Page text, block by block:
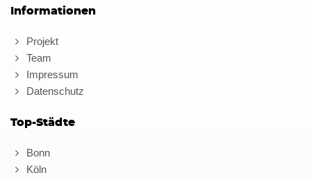
Informationen
Projekt
Team
Impressum
Datenschutz
Top-Städte
Bonn
Köln